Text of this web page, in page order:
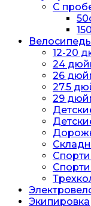
С
12-20
24
26
27.5
29
Экипировка